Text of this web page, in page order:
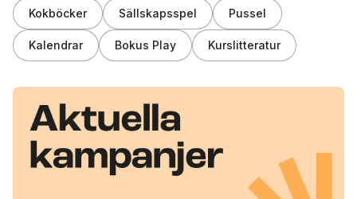
Kokböcker Sällskapsspel Pussel
Kalendrar Bokus Play Kurslitteratur